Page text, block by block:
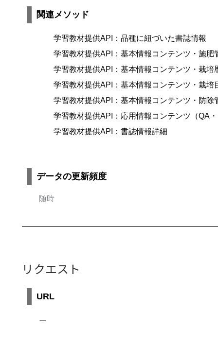
関連メソッド
学習教材提供API：品種に紐づいた書誌情報
学習教材提供API：基本情報コンテンツ・施肥
学習教材提供API：基本情報コンテンツ・栽培
学習教材提供API：基本情報コンテンツ・栽培
学習教材提供API：基本情報コンテンツ・防除
学習教材提供API：応用情報コンテンツ（QA
学習教材提供API：書誌情報詳細
データの更新頻度
随時
リクエスト
URL
ー